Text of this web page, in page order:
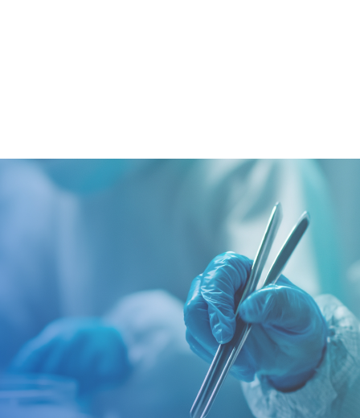
四相膜技术源自航天科技从分子层级低温加工牛奶